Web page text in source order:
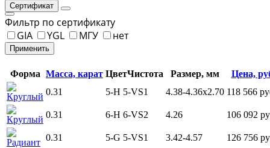
Сертификат
Фильтр по сертификату
GIA
YGL МГУ нет
Форма Масса, карат ЦветЧистота Размер, мм Цена,
Круглый 0.31 5-H 5-VS1 4.38-4.36x2.70 118 566
Круглый 0.31 6-H 6-VS2 4.26 106 092
Радиант 0.31 5-G 5-VS1 3.42-4.57 126 756